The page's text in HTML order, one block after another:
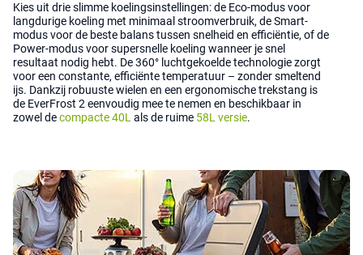
Kies uit drie slimme koelingsinstellingen: de Eco-modus voor
langdurige koeling met minimaal stroomverbruik, de Smart-
modus voor de beste balans tussen snelheid en efficiëntie, of de
Power-modus voor supersnelle koeling wanneer je snel
resultaat nodig hebt. De 360° luchtgekoelde technologie zorgt
voor een constante, efficiënte temperatuur – zonder smeltend
ijs. Dankzij robuuste wielen en een ergonomische trekstang is
de EverFrost 2 eenvoudig mee te nemen en beschikbaar in
zowel decompacte 40Lals de ruime 58L versie.